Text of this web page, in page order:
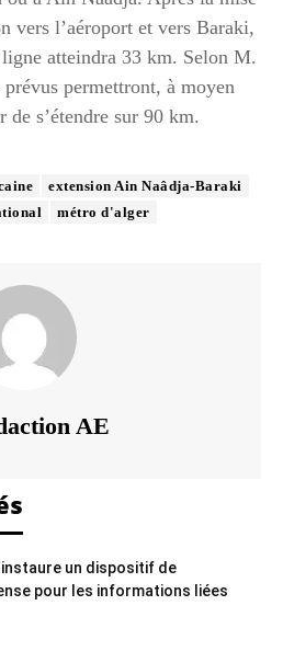
vers l’aéroport et vers Baraki,
atteindra 33 km. Selon M.
permettront, à moyen
s’étendre sur 90 km.
extension Ain Naâdja-Baraki
métro d'alger
AE
instaure un dispositif de
pour les informations liées